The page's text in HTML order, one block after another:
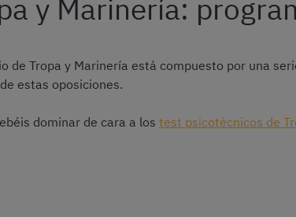
y Marinería:
de Tropa y Marinería está compuesto por una
estas oposiciones.
dominar de cara a los test psicotécnicos de